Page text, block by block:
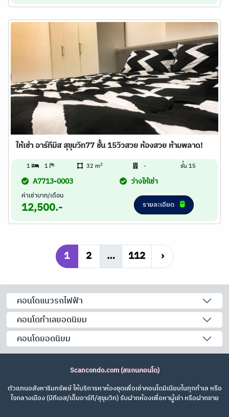
ให้เช่า อาร์ทีมิส สุขุมวิท77 ชั้น 15วิวสวย ห้องสวย ห้ามพลาด!
1 1 32 m2 - ชั้น 15
A7713-0003 ว่างให้เช่า
ค่าเช่าบาท/เดือน
12,500.- รายละเอียด
1 2 … 112 ›
คอนโดแนวรถไฟฟ้า
คอนโดทำเลยอดนิยม
คอนโดยอดนิยม
Scancondo.com (สแกนคอนโด)
ตัวแทนอสังหาริมทรัพย์ ให้บริการหาห้องชุดเพื่อเช่าคอนโดมิเนียมในทุกทำเล หรือ
ใจกลางเมือง (บีทีเอส/เอ็มอาร์ที/สุขุมวิท) รับฝากห้องเพื่อหาผู้เช่า หรือฝากขาย